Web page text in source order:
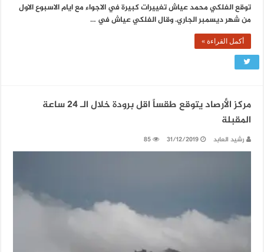
توقع الفلكي محمد عياش تغييرات كبيرة في الاجواء مع ايام الاسبوع الاول
من شهر ديسمبر الجاري. وقال الفلكي عياش في …
أكمل القراءة »
مركز الأرصاد يتوقع طقساً اقل برودة خلال الـ 24 ساعة
المقبلة
رشيد العابد 31/12/2019
85